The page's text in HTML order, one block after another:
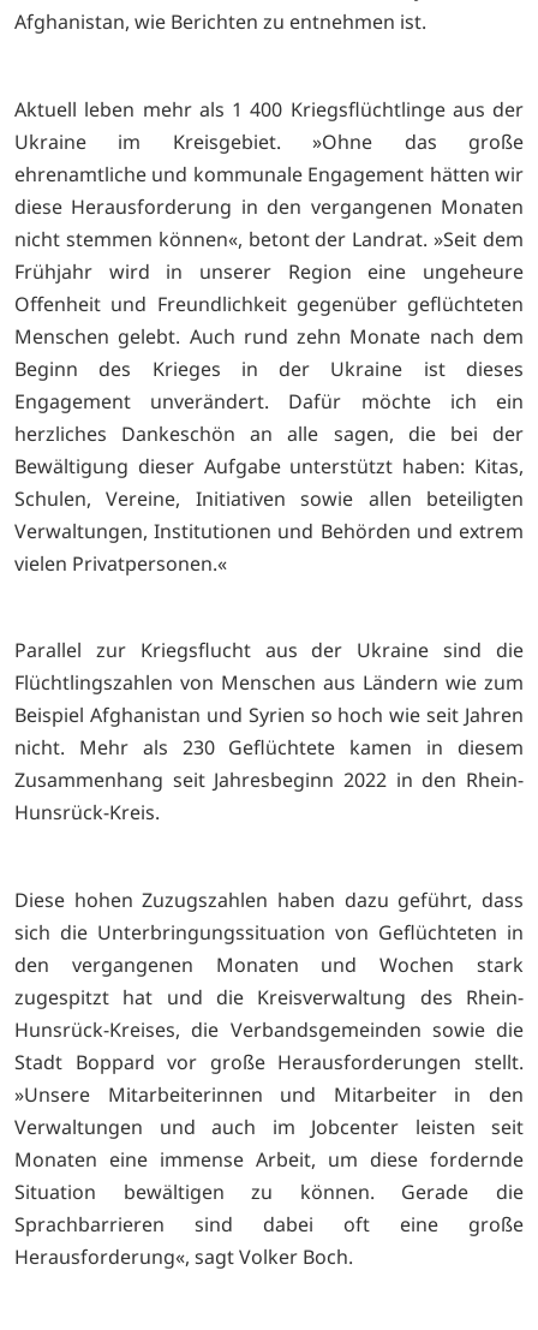
Afghanistan, wie Berichten zu entnehmen ist.
Aktuell leben mehr als 1 400 Kriegsflüchtlinge aus der
Ukraine im Kreisgebiet. »Ohne das große
ehrenamtliche und kommunale Engagement hätten wir
diese Herausforderung in den vergangenen Monaten
nicht stemmen können«, betont der Landrat. »Seit dem
Frühjahr wird in unserer Region eine ungeheure
Offenheit und Freundlichkeit gegenüber geflüchteten
Menschen gelebt. Auch rund zehn Monate nach dem
Beginn des Krieges in der Ukraine ist dieses
Engagement unverändert. Dafür möchte ich ein
herzliches Dankeschön an alle sagen, die bei der
Bewältigung dieser Aufgabe unterstützt haben: Kitas,
Schulen, Vereine, Initiativen sowie allen beteiligten
Verwaltungen, Institutionen und Behörden und extrem
vielen Privatpersonen.«
Parallel zur Kriegsflucht aus der Ukraine sind die
Flüchtlingszahlen von Menschen aus Ländern wie zum
Beispiel Afghanistan und Syrien so hoch wie seit Jahren
nicht. Mehr als 230 Geflüchtete kamen in diesem
Zusammenhang seit Jahresbeginn 2022 in den Rhein-
Hunsrück-Kreis.
Diese hohen Zuzugszahlen haben dazu geführt, dass
sich die Unterbringungssituation von Geflüchteten in
den vergangenen Monaten und Wochen stark
zugespitzt hat und die Kreisverwaltung des Rhein-
Hunsrück-Kreises, die Verbandsgemeinden sowie die
Stadt Boppard vor große Herausforderungen stellt.
»Unsere Mitarbeiterinnen und Mitarbeiter in den
Verwaltungen und auch im Jobcenter leisten seit
Monaten eine immense Arbeit, um diese fordernde
Situation bewältigen zu können. Gerade die
Sprachbarrieren sind dabei oft eine große
Herausforderung«, sagt Volker Boch.